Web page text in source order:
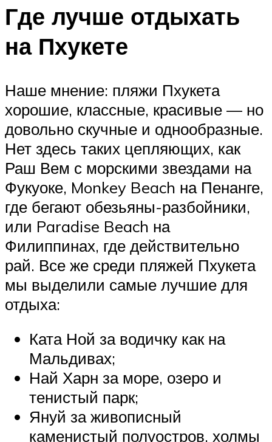
Где лучше отдыхать
на Пхукете
Наше мнение: пляжи Пхукета
хорошие, классные, красивые — но
довольно скучные и однообразные.
Нет здесь таких цепляющих, как
Раш Вем с морскими звездами на
Фукуоке, Monkey Beach на Пенанге,
где бегают обезьяны-разбойники,
или Paradise Beach на
Филиппинах, где действительно
рай. Все же среди пляжей Пхукета
мы выделили самые лучшие для
отдыха:
Ката Ной за водичку как на
Мальдивах;
Най Харн за море, озеро и
тенистый парк;
Януй за живописный
каменистый полуостров, холмы